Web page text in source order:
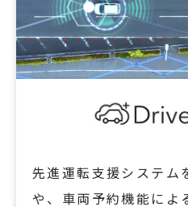
先進運転支援システム
や、車両予約機能によ